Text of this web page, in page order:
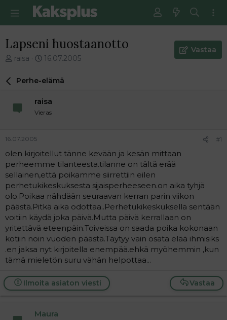
Lapseni huostaanotto
V
e
i
t
u
n
a
l
o
t
t
a
j
a
raisa
E
s
m
ä
n
v
i
e
t
i
16.07.2005
Vastaa
Perhe-elämä
raisa
Vieras
16.07.2005 #1
olen kirjoitellut tänne kevään ja kesän mittaan
perheemme tilanteesta.tilanne on tältä erää
sellainen,että poikamme siirrettiin eilen
perhetukikeskuksesta sijaisperheeseen.on aika tyhjä
olo.Poikaa nähdään seuraavan kerran parin viikon
päästä.Pitkä aika odottaa..Perhetukikeskuksella sentään
voitiin käydä joka päivä.Mutta päivä kerrallaan on
yritettävä eteenpäin.Toiveissa on saada poika kokonaan
kotiin noin vuoden päästä.Täytyy vain osata elää ihmisiks
.en jaksa nyt kirjoitella enempää.ehkä myöhemmin ,kun
tämä mieletön suru vähän helpottaa...
Vastaa
Ilmoita asiaton viesti
Maura